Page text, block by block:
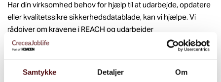
Samtykke Detaljer Om
Har din virksomhed behov for hjælp til at udarbejde, opdatere
eller kvalitetssikre sikkerhedsdatablade, kan vi hjælpe. Vi
rådgiver om kravene i REACH og udarbejder
sikkerhedsdatablade
, der lever op til gældende lovgivning.
Kort kan ovenstående